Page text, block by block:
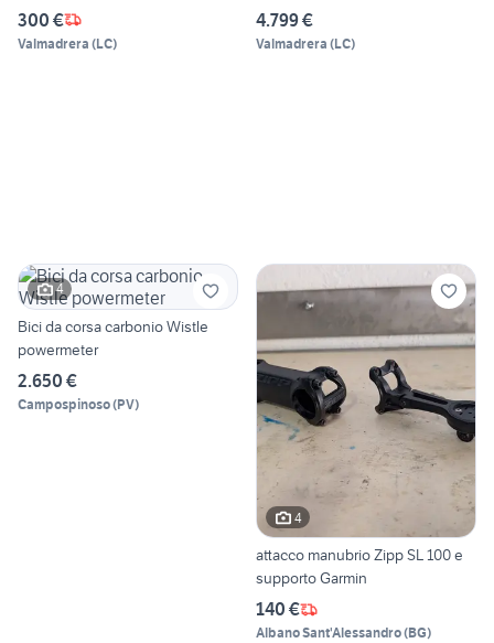
300 €
Valmadrera (LC)
4.799 €
Valmadrera (LC)
4
Bici da corsa carbonio Wistle
powermeter
2.650 €
Campospinoso(PV)
4
attacco manubrio Zipp SL 100 e
supporto Garmin
140 €
Albano Sant'Alessandro(BG)